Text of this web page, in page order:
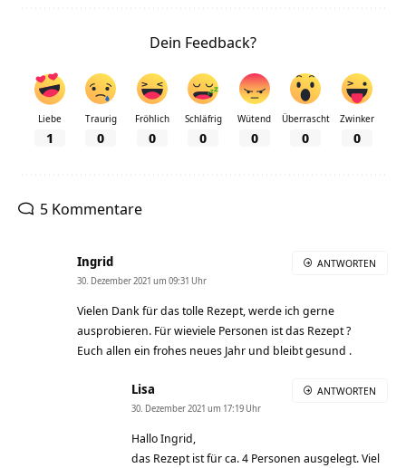
Dein Feedback?
Liebe
1
Traurig
0
Fröhlich
0
Schläfrig
0
Wütend
0
Überrascht
0
Zwinker
0
5 Kommentare
Ingrid
30. Dezember 2021 um 09:31 Uhr
Vielen Dank für das tolle Rezept, werde ich gerne
ausprobieren. Für wieviele Personen ist das Rezept ?
Euch allen ein frohes neues Jahr und bleibt gesund .
ANTWORTEN
Lisa
30. Dezember 2021 um 17:19 Uhr
Hallo Ingrid,
das Rezept ist für ca. 4 Personen ausgelegt. Viel
ANTWORTEN